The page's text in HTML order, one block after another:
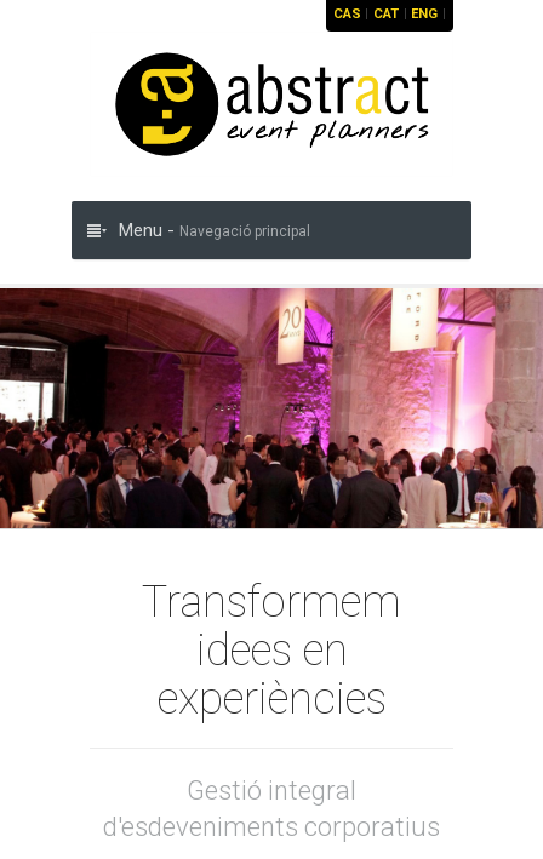
CAS | CAT | ENG |
Menu - Navegació principal
Transformem
idees en
experiències
Gestió integral
d'esdeveniments corporatius